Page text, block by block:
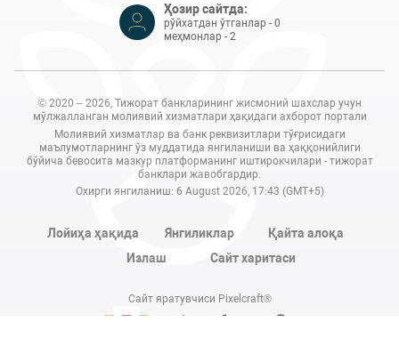
Ҳозир сайтда:
рўйхатдан ўтганлар - 0
меҳмонлар - 2
© 2020 – 2026, Тижорат банкларининг жисмоний шахслар учун
мўлжалланган молиявий хизматлари ҳақидаги ахборот портали
Молиявий хизматлар ва банк реквизитлари тўғрисидаги
маълумотларнинг ўз муддатида янгиланиши ва ҳаққонийлиги
бўйича бевосита мазкур платформанинг иштирокчилари - тижорат
банклари жавобгардир.
Охирги янгиланиш: 6 August 2026, 17:43 (GMT+5)
Лойиҳа ҳақида Янгиликлар
Қайта алоқа
Излаш
Сайт харитаси
Сайт яратувчиси Pixelcraft®